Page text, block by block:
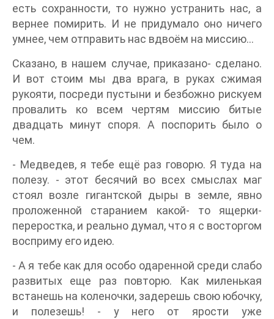
есть сохранности, то нужно устранить нас, а
вернее помирить. И не придумало оно ничего
умнее, чем отправить нас вдвоём на миссию...
Сказано, в нашем случае, приказано- сделано.
И вот стоим мы два врага, в руках сжимая
рукояти, посреди пустыни и безбожно рискуем
провалить ко всем чертям миссию битые
двадцать минут споря. А поспорить было о
чем.
- Медведев, я тебе ещё раз говорю. Я туда на
полезу. - этот бесячий во всех смыслах маг
стоял возле гигантской дыры в земле, явно
проложенной старанием какой- то ящерки-
переростка, и реально думал, что я с восторгом
восприму его идею.
- А я тебе как для особо одаренной среди слабо
развитых еще раз повторю. Как миленькая
встанешь на коленочки, задерешь свою юбочку,
и полезешь! - у него от ярости уже